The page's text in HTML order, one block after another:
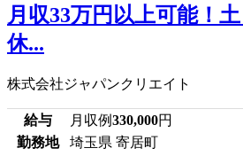
月収33万円以上可能！
休...
株式会社ジャパンクリエイト
給与 月収例330,000円
勤務地
埼玉県 寄居町